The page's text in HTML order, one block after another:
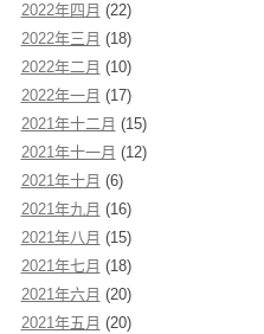
2022年四月 (22)
2022年三月 (18)
2022年二月 (10)
2022年一月 (17)
2021年十二月 (15)
2021年十一月 (12)
2021年十月 (6)
2021年九月 (16)
2021年八月 (15)
2021年七月 (18)
2021年六月 (20)
2021年五月 (20)